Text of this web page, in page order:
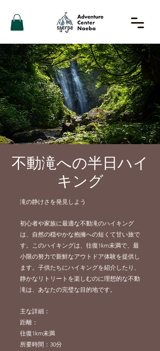
不動滝への半日ハイ
キング
滝の静けさを発見しよう
初心者や家族に最適な不動滝のハイキング
は、自然の穏やかな抱擁への短くて甘い旅で
す。このハイキングは、往復1km未満で、最
小限の努力で新鮮なアウトドア体験を提供し
ます。子供たちにハイキングを紹介したり、
静かなリトリートを楽しむのに理想的な不動
滝は、あなたの完璧な目的地です。
主な詳細：
距離：
往復1km未満
所要時間：30分